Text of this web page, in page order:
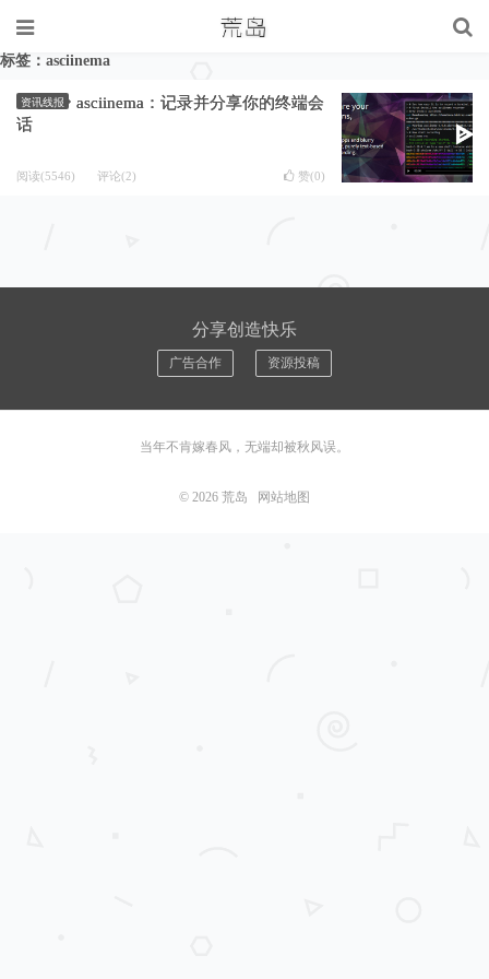
标签：asciinema
资讯线报
asciinema：记录并分享你的终端会
话
阅读(5546) 评论(2) 赞(0)
分享创造快乐
广告合作 资源投稿
当年不肯嫁春风，无端却被秋风误。
© 2026 荒岛 网站地图